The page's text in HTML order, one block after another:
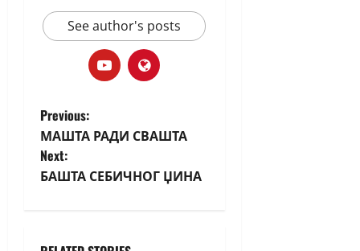
See author's posts
Previous:
МАШТА РАДИ СВАШТА
Next:
БАШТА СЕБИЧНОГ ЏИНА